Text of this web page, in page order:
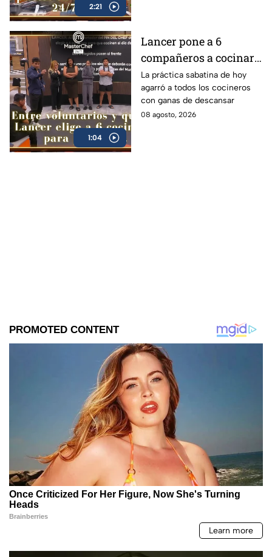
2:21
1:04
Lancer pone a 6
compañeros a cocinar
para TODOS y Luis se
queja: '¿Premio o
castigo?' (VIDEO)
La práctica sabatina de hoy
agarró a todos los cocineros
con ganas de descansar
08 agosto, 2026